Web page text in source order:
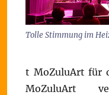
Tolle Stimmung im
t MoZuluArt für
MoZuluArt